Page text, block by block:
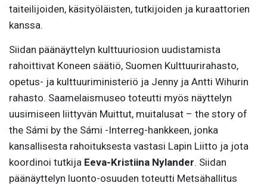
taiteilijoiden, käsityöläisten, tutkijoiden ja kuraattorien
kanssa.
Siidan päänäyttelyn kulttuuriosion uudistamista
rahoittivat Koneen säätiö, Suomen Kulttuurirahasto,
opetus- ja kulttuuriministeriö ja Jenny ja Antti Wihurin
rahasto. Saamelaismuseo toteutti myös näyttelyn
uusimiseen liittyvän Muittut, muitalusat – the story of
the Sámi by the Sámi -Interreg-hankkeen, jonka
kansallisesta rahoituksesta vastasi Lapin Liitto ja jota
koordinoi tutkija Eeva-Kristiina Nylander. Siidan
päänäyttelyn luonto-osuuden toteutti Metsähallitus